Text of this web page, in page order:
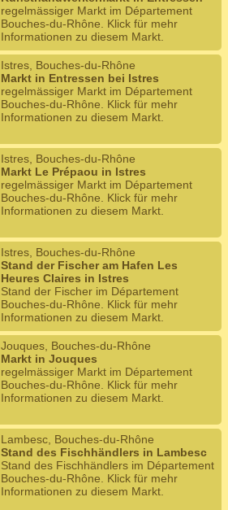
regelmässiger Markt im Département
Bouches-du-Rhône. Klick für mehr
Informationen zu diesem Markt.
Istres, Bouches-du-Rhône
Markt in Entressen bei Istres
regelmässiger Markt im Département
Bouches-du-Rhône. Klick für mehr
Informationen zu diesem Markt.
Istres, Bouches-du-Rhône
Markt Le Prépaou in Istres
regelmässiger Markt im Département
Bouches-du-Rhône. Klick für mehr
Informationen zu diesem Markt.
Istres, Bouches-du-Rhône
Stand der Fischer am Hafen Les
Heures Claires in Istres
Stand der Fischer im Département
Bouches-du-Rhône. Klick für mehr
Informationen zu diesem Markt.
Jouques, Bouches-du-Rhône
Markt in Jouques
regelmässiger Markt im Département
Bouches-du-Rhône. Klick für mehr
Informationen zu diesem Markt.
Lambesc, Bouches-du-Rhône
Stand des Fischhändlers in Lambesc
Stand des Fischhändlers im Département
Bouches-du-Rhône. Klick für mehr
Informationen zu diesem Markt.